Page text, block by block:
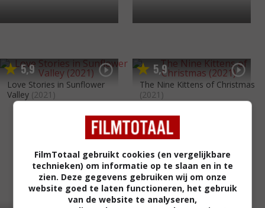
5,9
Love Stories in Sunflower
Valley (2021)
5,9
The Nine Kittens of Christmas
(2021)
FilmTotaal gebruikt cookies (en vergelijkbare
technieken) om informatie op te slaan en in te
zien. Deze gegevens gebruiken wij om onze
website goed te laten functioneren, het gebruik
van de website te analyseren,